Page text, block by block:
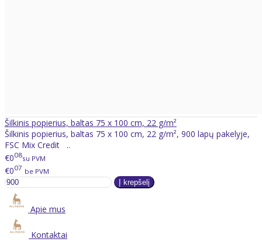
Šilkinis popierius, baltas 75 x 100 cm, 22 g/m²
Šilkinis popierius, baltas 75 x 100 cm, 22 g/m², 900 lapų pakelyje,
FSC Mix Credit ..
€008su PVM
€007 be PVM
Apie mus
Kontaktai